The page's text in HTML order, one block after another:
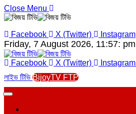
Close Menu
Facebook X (Twitter) Instagram
Friday, 7 August 2026, 11:57: pm
Facebook X (Twitter) Instagram
লাইভ টিভি BijoyTV FTP